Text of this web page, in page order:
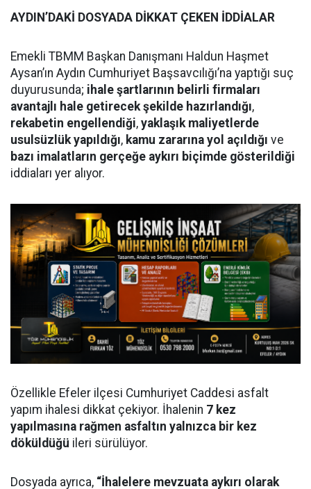
AYDIN’DAKİ DOSYADA DİKKAT ÇEKEN İDDİALAR
Emekli TBMM Başkan Danışmanı Haldun Haşmet
Aysan’ın Aydın Cumhuriyet Başsavcılığı’na yaptığı suç
duyurusunda; ihale şartlarının belirli firmaları
avantajlı hale getirecek şekilde hazırlandığı,
rekabetin engellendiği, yaklaşık maliyetlerde
usulsüzlük yapıldığı, kamu zararına yol açıldığı ve
bazı imalatların gerçeğe aykırı biçimde gösterildiği
iddiaları yer alıyor.
Özellikle Efeler ilçesi Cumhuriyet Caddesi asfalt
yapım ihalesi dikkat çekiyor. İhalenin 7 kez
yapılmasına rağmen asfaltın yalnızca bir kez
döküldüğü ileri sürülüyor.
Dosyada ayrıca, “İhalelere mevzuata aykırı olarak